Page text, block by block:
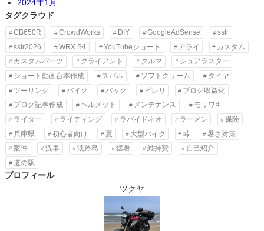
2024年1月
タグクラウド
CB650R CrowdWorks DIY GoogleAdSense
sstr
sstr2026
WRX S4 YouTubeショート アライ
カスタム
カスタムパーツ
クライアント クルマ
シュアラスター
ショート動画台本作成
スバル ソフトクリーム
タイヤ
ツーリング
バイク バッグ ピレリ
ブログ収益化
ブログ記事作成
ヘルメット メンテナンス
モリワキ
ライター
ライティング ラパイドネオ ラーメン
保険
兵庫県
初心者向け 夏 大型バイク 峠
暑さ対策
案件
洗車 淡路島 猛暑 維持費
自己紹介
道の駅
プロフィール
ツクヤ